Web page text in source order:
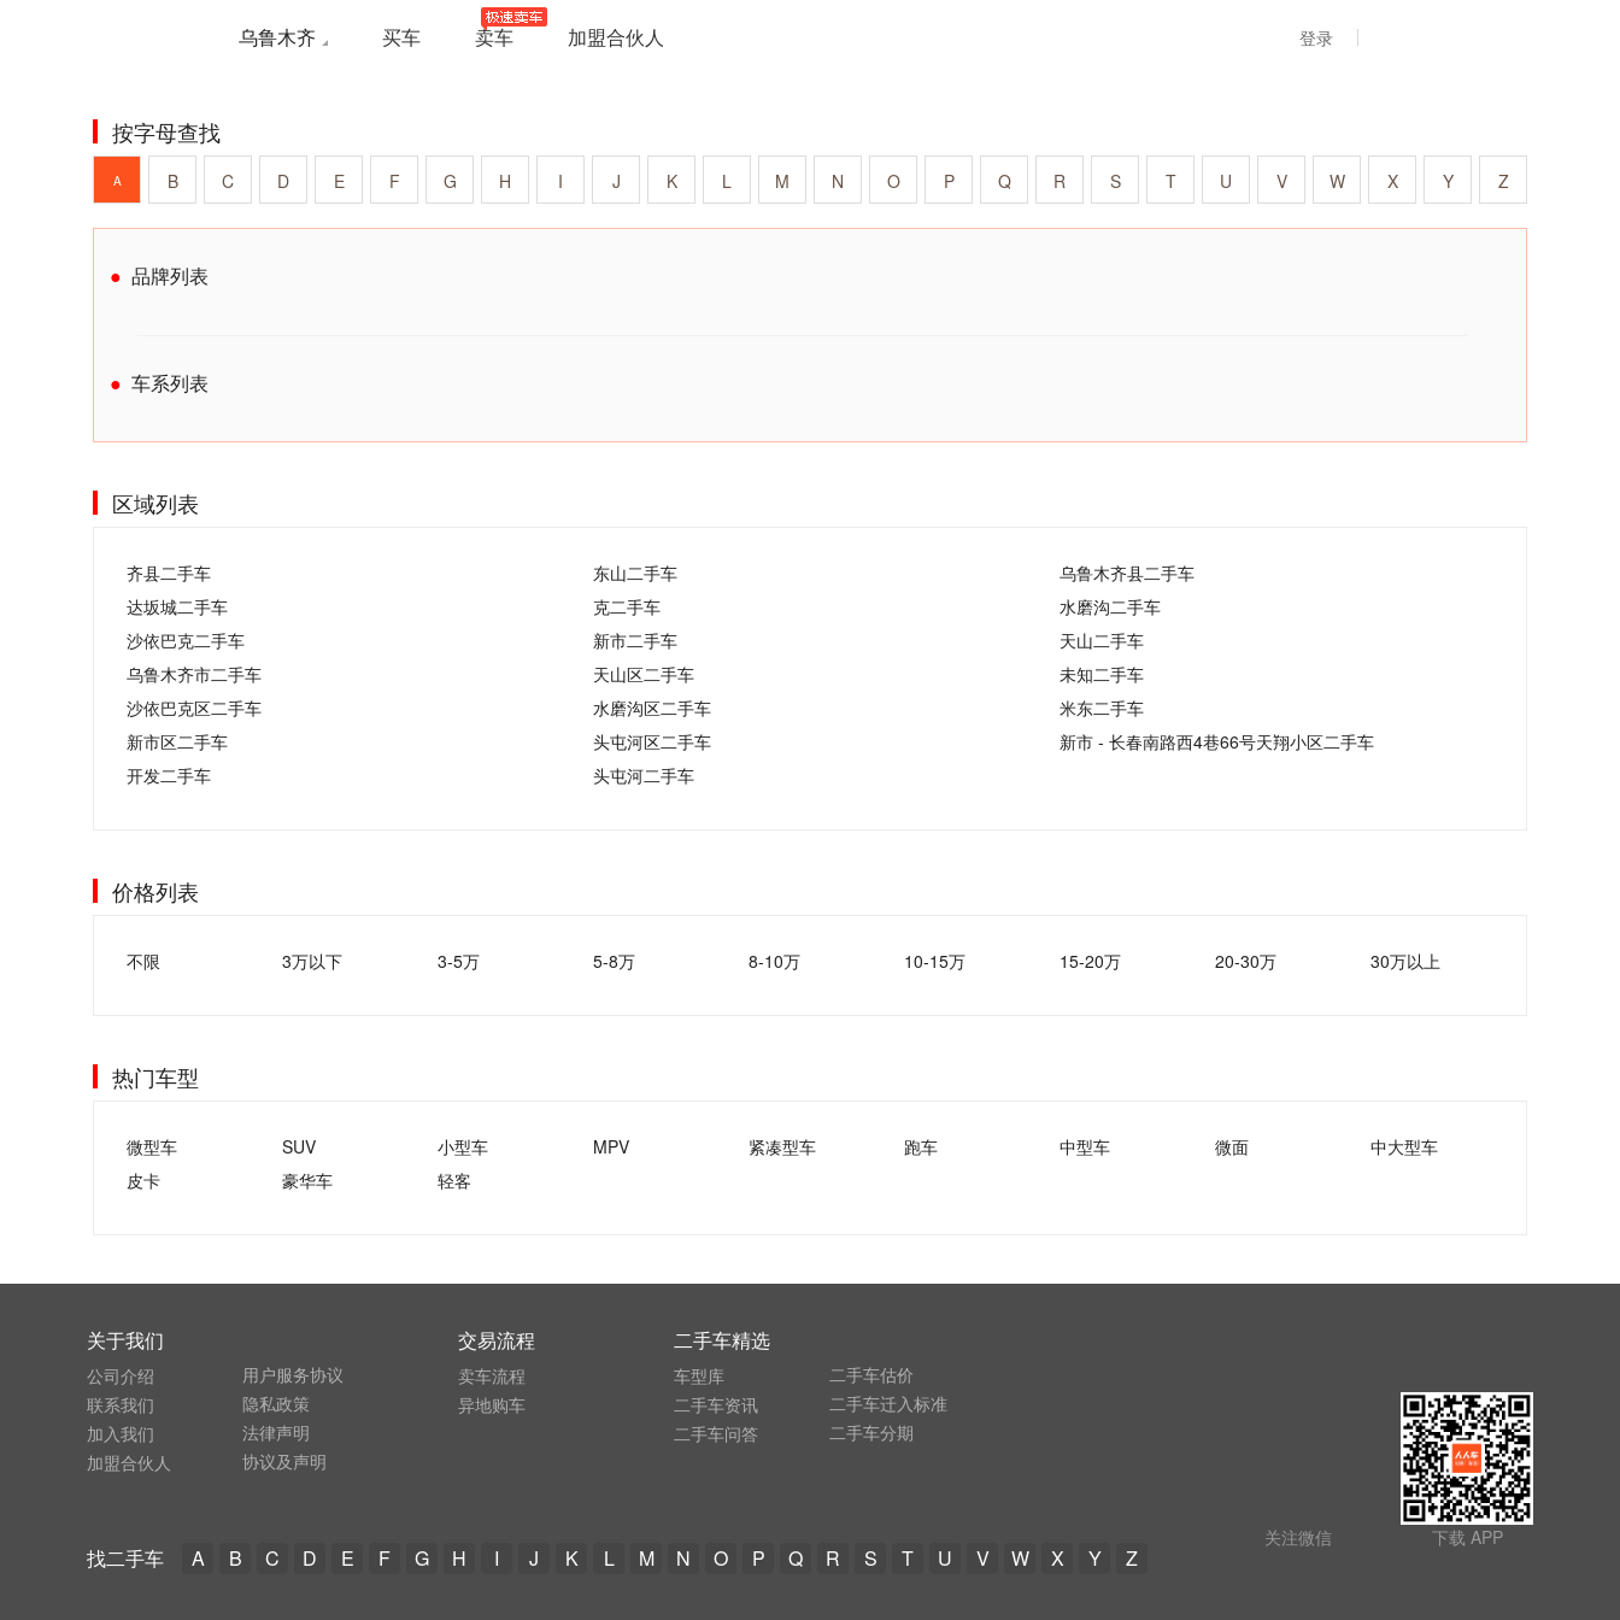
乌鲁木齐 买车 卖车 加盟合伙人 登录
按字母查找
A B C D E F G H I J K L M N O P Q R S T U V W X Y Z
品牌列表
车系列表
区域列表
齐县二手车 东山二手车
乌鲁木齐县二手车
达坂城二手车
克二手车
水磨沟二手车
沙依巴克二手车
新市二手车
天山二手车
乌鲁木齐市二手车
天山区二手车
未知二手车
沙依巴克区二手车
水磨沟区二手车
米东二手车
新市区二手车
头屯河区二手车
新市 - 长春南路西4巷66号天翔小区二手车
开发二手车
头屯河二手车
价格列表
不限 3万以下 3-5万 5-8万 8-10万 10-15万 15-20万 20-30万 30万以上
热门车型
微型车 SUV 小型车 MPV 紧凑型车 跑车 中型车 微面
中大型车
皮卡
豪华车 轻客
关于我们
公司介绍
联系我们
加入我们
加盟合伙人
用户服务协议
隐私政策
法律声明
协议及声明
交易流程
卖车流程
异地购车
二手车精选
车型库
二手车资讯
二手车问答
二手车估价
二手车迁入标准
二手车分期
找二手车 A B C D E F G H I J K L M N O P Q R S T U V W X Y Z
关注微信 下载 APP